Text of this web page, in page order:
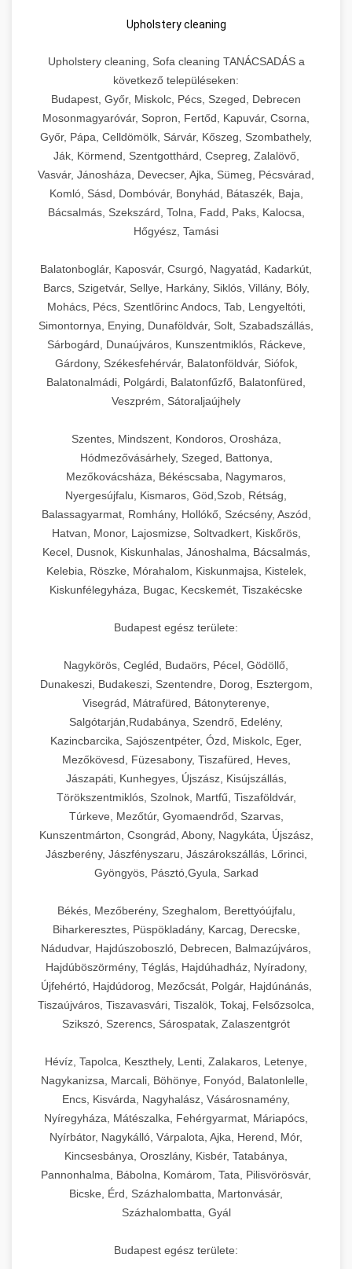
Upholstery cleaning
Upholstery cleaning, Sofa cleaning TANÁCSADÁS a
következő településeken:
Budapest, Győr, Miskolc, Pécs, Szeged, Debrecen
Mosonmagyaróvár, Sopron, Fertőd, Kapuvár, Csorna,
Győr, Pápa, Celldömölk, Sárvár, Kőszeg, Szombathely,
Ják, Körmend, Szentgotthárd, Csepreg, Zalalövő,
Vasvár, Jánosháza, Devecser, Ajka, Sümeg, Pécsvárad,
Komló, Sásd, Dombóvár, Bonyhád, Bátaszék, Baja,
Bácsalmás, Szekszárd, Tolna, Fadd, Paks, Kalocsa,
Hőgyész, Tamási
Balatonboglár, Kaposvár, Csurgó, Nagyatád, Kadarkút,
Barcs, Szigetvár, Sellye, Harkány, Siklós, Villány, Bóly,
Mohács, Pécs, Szentlőrinc Andocs, Tab, Lengyeltóti,
Simontornya, Enying, Dunaföldvár, Solt, Szabadszállás,
Sárbogárd, Dunaújváros, Kunszentmiklós, Ráckeve,
Gárdony, Székesfehérvár, Balatonföldvár, Siófok,
Balatonalmádi, Polgárdi, Balatonfűzfő, Balatonfüred,
Veszprém, Sátoraljaújhely
Szentes, Mindszent, Kondoros, Orosháza,
Hódmezővásárhely, Szeged, Battonya,
Mezőkovácsháza, Békéscsaba, Nagymaros,
Nyergesújfalu, Kismaros, Göd,Szob, Rétság,
Balassagyarmat, Romhány, Hollókő, Szécsény, Aszód,
Hatvan, Monor, Lajosmizse, Soltvadkert, Kiskőrös,
Kecel, Dusnok, Kiskunhalas, Jánoshalma, Bácsalmás,
Kelebia, Röszke, Mórahalom, Kiskunmajsa, Kistelek,
Kiskunfélegyháza, Bugac, Kecskemét, Tiszakécske
Budapest egész területe:
Nagykörös, Cegléd, Budaörs, Pécel, Gödöllő,
Dunakeszi, Budakeszi, Szentendre, Dorog, Esztergom,
Visegrád, Mátrafüred, Bátonyterenye,
Salgótarján,Rudabánya, Szendrő, Edelény,
Kazincbarcika, Sajószentpéter, Ózd, Miskolc, Eger,
Mezőkövesd, Füzesabony, Tiszafüred, Heves,
Jászapáti, Kunhegyes, Újszász, Kisújszállás,
Törökszentmiklós, Szolnok, Martfű, Tiszaföldvár,
Túrkeve, Mezőtúr, Gyomaendrőd, Szarvas,
Kunszentmárton, Csongrád, Abony, Nagykáta, Újszász,
Jászberény, Jászfényszaru, Jászárokszállás, Lőrinci,
Gyöngyös, Pásztó,Gyula, Sarkad
Békés, Mezőberény, Szeghalom, Berettyóújfalu,
Biharkeresztes, Püspökladány, Karcag, Derecske,
Nádudvar, Hajdúszoboszló, Debrecen, Balmazújváros,
Hajdúböszörmény, Téglás, Hajdúhadház, Nyíradony,
Újfehértó, Hajdúdorog, Mezőcsát, Polgár, Hajdúnánás,
Tiszaújváros, Tiszavasvári, Tiszalök, Tokaj, Felsőzsolca,
Szikszó, Szerencs, Sárospatak, Zalaszentgrót
Hévíz, Tapolca, Keszthely, Lenti, Zalakaros, Letenye,
Nagykanizsa, Marcali, Böhönye, Fonyód, Balatonlelle,
Encs, Kisvárda, Nagyhalász, Vásárosnamény,
Nyíregyháza, Mátészalka, Fehérgyarmat, Máriapócs,
Nyírbátor, Nagykálló, Várpalota, Ajka, Herend, Mór,
Kincsesbánya, Oroszlány, Kisbér, Tatabánya,
Pannonhalma, Bábolna, Komárom, Tata, Pilisvörösvár,
Bicske, Érd, Százhalombatta, Martonvásár,
Százhalombatta, Gyál
Budapest egész területe: